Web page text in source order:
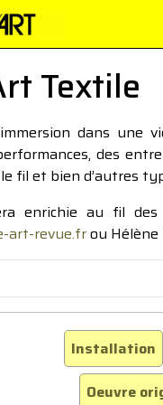
Textile
dans
des
fil et bien d’autres
enrichie au fil des
art-revue.frou Hélène
Installation
Oeuvre